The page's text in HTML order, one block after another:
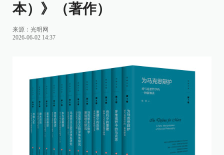
本）》（著作）
来源： 光明网
2026-06-02 14:37